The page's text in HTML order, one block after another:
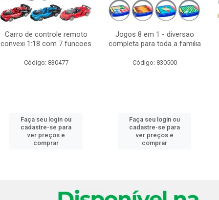
Carro de controle remoto
convexi 1:18 com 7 funcoes
Código: 830477
Faça seu login ou
cadastre-se para
ver preços e
comprar
Jogos 8 em 1 - diversao
completa para toda a familia
Código: 830500
Faça seu login ou
cadastre-se para
ver preços e
comprar